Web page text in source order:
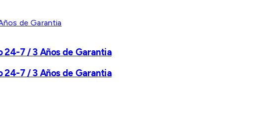
24-7 / 3 Años de Garantia
24-7 / 3 Años de Garantia